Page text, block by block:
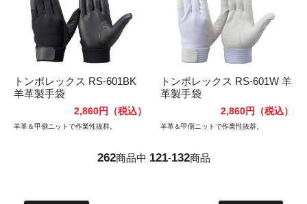
トンボレックス RS-601BK
羊革製手袋
2,860円 （税込）
羊革＆甲側ニットで作業性抜群。
トンボレックス RS-601W 羊
革製手袋
2,860円 （税込）
羊革＆甲側ニットで作業性抜群。
262商品中 121-132商品